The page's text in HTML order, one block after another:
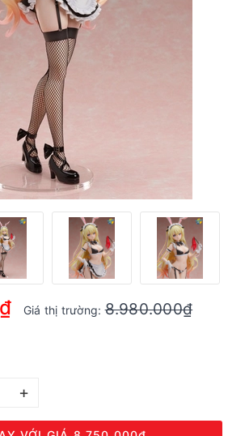
Giá thị trường:8.980.000₫
+